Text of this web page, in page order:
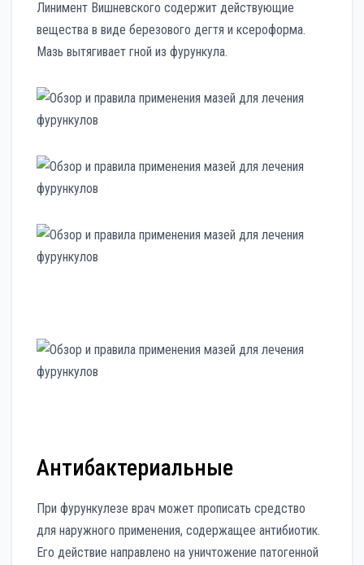
Линимент Вишневского содержит действующие
вещества в виде березового дегтя и ксероформа.
Мазь вытягивает гной из фурункула.
Антибактериальные
При фурункулезе врач может прописать средство
для наружного применения, содержащее антибиотик.
Его действие направлено на уничтожение патогенной